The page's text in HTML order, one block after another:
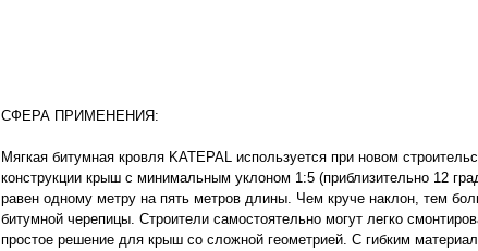
СФЕРА ПРИМЕНЕНИЯ:
Мягкая битумная кровля KATEPAL используется при новом
конструкции крыш с минимальным уклоном 1:5 (приблизительно 12
равен одному метру на пять метров длины. Чем круче наклон, тем
битумной черепицы. Строители самостоятельно могут легко
простое решение для крыш со сложной геометрией. С гибким